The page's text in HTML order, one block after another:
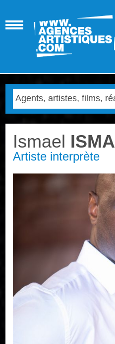
Ismael ISMA
Artiste interprète